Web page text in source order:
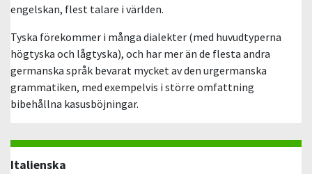
engelskan, flest talare i världen.
Tyska förekommer i många dialekter (med huvudtyperna
högtyska och lågtyska), och har mer än de flesta andra
germanska språk bevarat mycket av den urgermanska
grammatiken, med exempelvis i större omfattning
bibehållna kasusböjningar.
Italienska